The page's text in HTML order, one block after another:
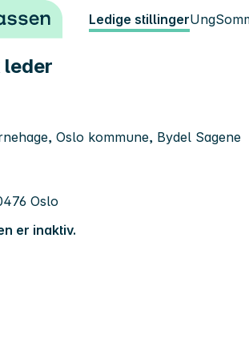
Ledige stillingerUng
leder
Oslo kommune, Bydel Sagene
Oslo
er inaktiv.